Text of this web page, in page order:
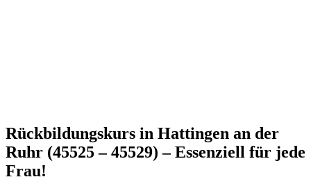
Rückbildungskurs in Hattingen an der
Ruhr (45525 – 45529) – Essenziell für jede
Frau!